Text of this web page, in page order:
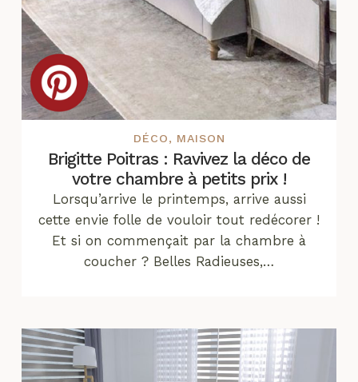
DÉCO, MAISON
Brigitte Poitras : Ravivez la déco de
votre chambre à petits prix !
Lorsqu’arrive le printemps, arrive aussi
cette envie folle de vouloir tout redécorer !
Et si on commençait par la chambre à
coucher ? Belles Radieuses,…